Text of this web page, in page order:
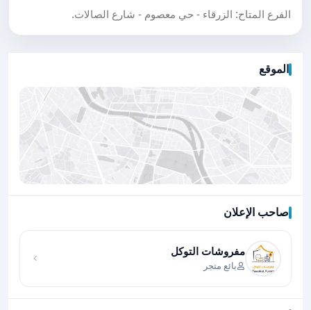
الفرع المتاح: الزرقاء - حي معصوم - شارع الصالات.
الموقع
صاحب الإعلان
مفروشات التوكل
بائع متجر